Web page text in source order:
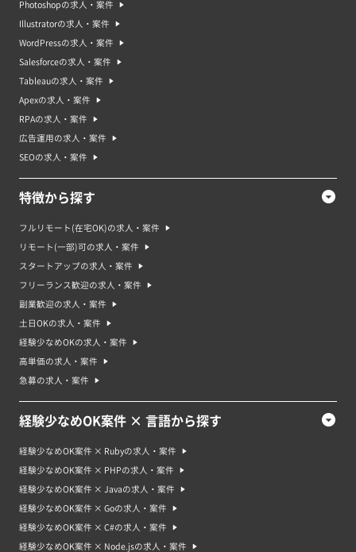
Photoshopの求人・案件
Illustratorの求人・案件
WordPressの求人・案件
Salesforceの求人・案件
Tableauの求人・案件
Apexの求人・案件
RPAの求人・案件
広告運用の求人・案件
SEOの求人・案件
特徴から探す
フルリモート(在宅OK)の求人・案件
リモート(一部)可の求人・案件
スタートアップの求人・案件
フリーランス歓迎の求人・案件
副業歓迎の求人・案件
土日OKの求人・案件
経験少なめOKの求人・案件
高単価の求人・案件
急募の求人・案件
経験少なめOK案件 × 言語から探す
経験少なめOK案件 × Rubyの求人・案件
経験少なめOK案件 × PHPの求人・案件
経験少なめOK案件 × Javaの求人・案件
経験少なめOK案件 × Goの求人・案件
経験少なめOK案件 × C#の求人・案件
経験少なめOK案件 × Node.jsの求人・案件